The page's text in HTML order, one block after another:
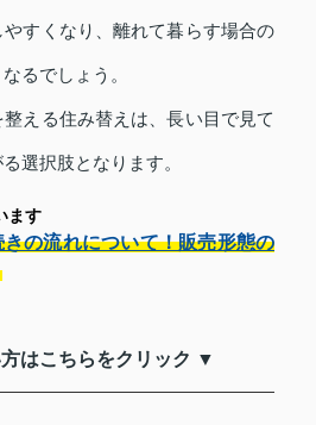
すくなり、離れて暮らす場合の
るでしょう。
える住み替えは、長い目で見て
選択肢となります。
ます
の流れについて！販売形態の
はこちらをクリック ▼